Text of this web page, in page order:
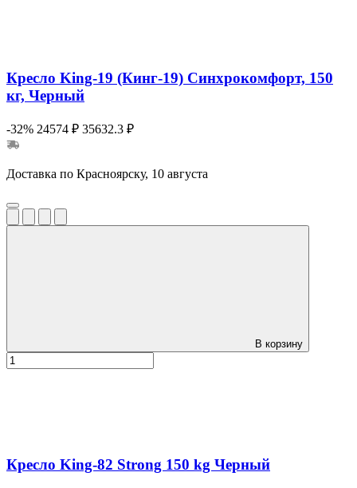
Кресло King-19 (Кинг-19) Синхрокомфорт, 150
кг, Черный
-32% 24574 ₽ 35632.3 ₽
Доставка по Красноярску, 10 августа
В корзину
Кресло King-82 Strong 150 kg Черный